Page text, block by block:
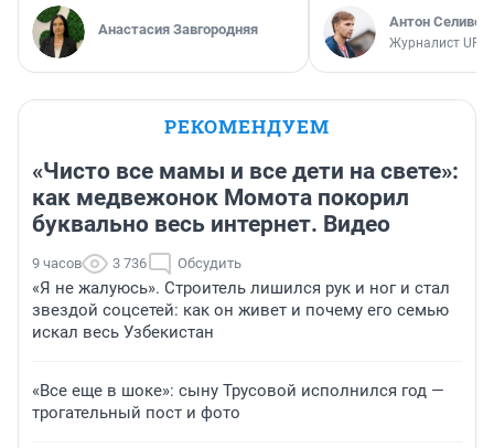
Анастасия Завгородняя Антон
Журналист
РЕКОМЕНДУЕМ
«Чисто все мамы и все дети на свете»:
как медвежонок Момота покорил
буквально весь интернет. Видео
9 часов 3 736 Обсудить
«Я не жалуюсь». Строитель лишился рук и ног и стал
звездой соцсетей: как он живет и почему его семью
искал весь Узбекистан
«Все еще в шоке»: сыну Трусовой исполнился год —
трогательный пост и фото